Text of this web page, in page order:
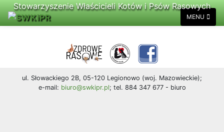
Stowarzyszenie Właścicieli Kotów i Psów Rasowych
MENU
ul. Słowackiego 2B, 05-120 Legionowo (woj. Mazowieckie);
e-mail: biuro@swkipr.pl; tel. 884 347 677 - biuro